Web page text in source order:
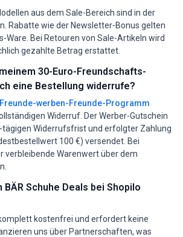
aus dem Sale-Bereich sind in der
Rabatte wie der Newsletter-Bonus gelten
Ware. Bei Retouren von Sale-Artikeln wird
gezahlte Betrag erstattet.
30-Euro-Freundschafts-
eine Bestellung widerrufe?
Freunde-werben-Freunde-Programm
Widerruf. Der Werber-Gutschein
tägigen Widerrufsfrist und erfolgter Zahlung
100 €) versendet. Bei
verbleibende Warenwert über dem
BÄR Schuhe Deals bei Shopilo
kostenfrei und erfordert keine
uns über Partnerschaften, was